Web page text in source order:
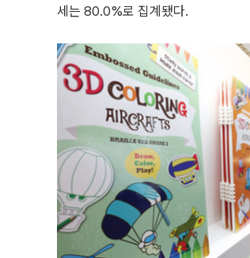
세는 80.0%로 집계됐다.